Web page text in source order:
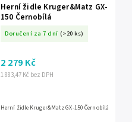
Herní židle Kruger&Matz GX-
150 Černobílá
Doručení za 7 dní (>20 ks)
1 883,47 Kč bez DPH
2 279 Kč
Herní židle Kruger&Matz GX-150 Černobílá